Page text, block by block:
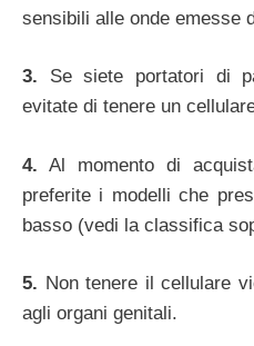
sensibili alle onde emesse
3. Se siete portatori di
evitate di tenere un
4. Al momento di
preferite i modelli che
basso (vedi la classifica
5. Non tenere il cellulare
agli organi genitali.